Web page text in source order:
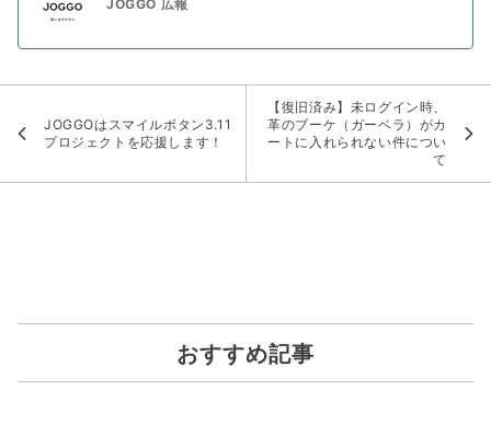
JOGGO 広報
JOGGOはスマイルボタン3.11
プロジェクトを応援します！
【復旧済み】未ログイン時、
革のブーケ（ガーベラ）がカ
ートに入れられない件につい
て
おすすめ記事